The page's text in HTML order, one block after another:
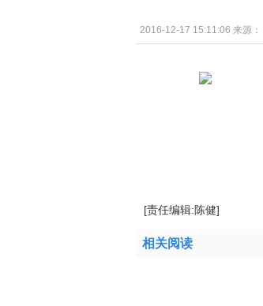
2016-12-17 15:11:06 来源：
[责任编辑:陈健]
相关阅读